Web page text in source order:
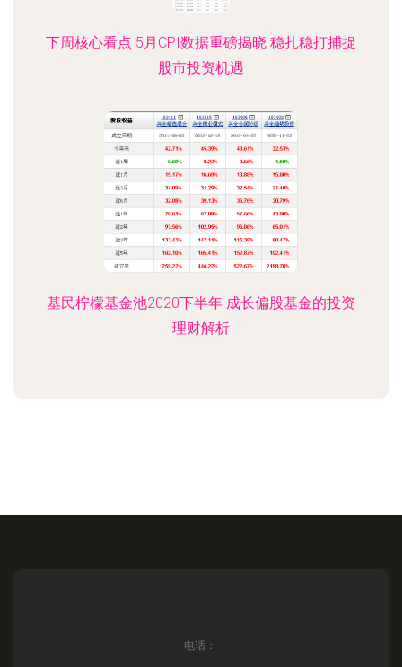
下周核心看点 5月CPI数据重磅揭晓 稳扎稳打捕捉
股市投资机遇
基民柠檬基金池2020下半年 成长偏股基金的投资
理财解析
电话：-